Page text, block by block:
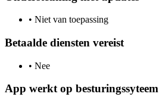
• Niet van toepassing
Betaalde diensten vereist
• Nee
App werkt op besturingssyteem